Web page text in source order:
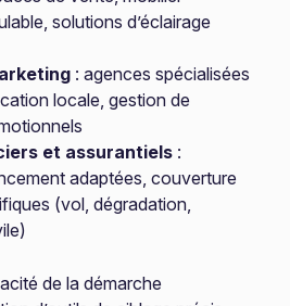
solutions d’éclairage
: agences spécialisées
locale, gestion de
et assurantiels :
adaptées, couverture
(vol, dégradation,
de la démarche